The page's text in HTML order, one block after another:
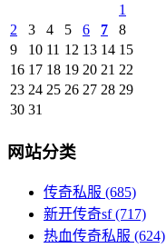
1
2
3 4 5 6 7
8
9
10 11 12 13 14 15
16 17 18 19 20 21 22
23 24 25 26 27 28 29
30 31
网站分类
传奇私服 (685)
新开传奇sf(717)
热血传奇私服 (624)